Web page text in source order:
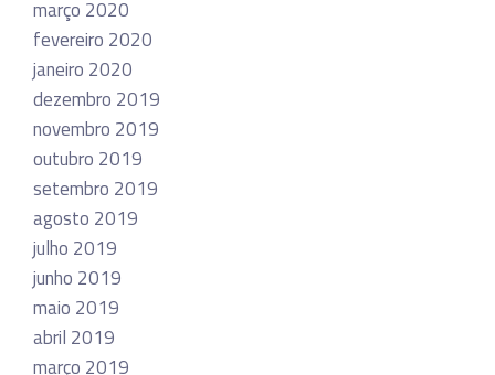
março 2020
fevereiro 2020
janeiro 2020
dezembro 2019
novembro 2019
outubro 2019
setembro 2019
agosto 2019
julho 2019
junho 2019
maio 2019
abril 2019
março 2019